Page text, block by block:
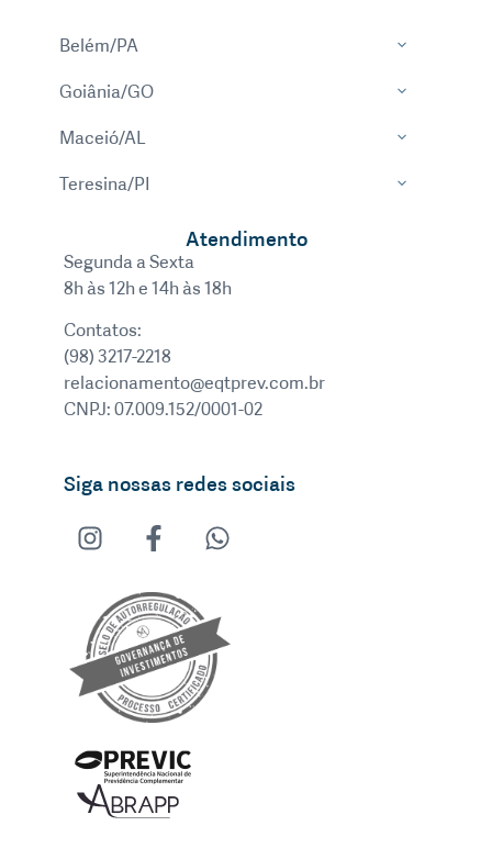
Belém/PA
Goiânia/GO
Maceió/AL
Teresina/PI
Atendimento
Segunda a Sexta
8h às 12h e 14h às 18h
Contatos:
(98) 3217-2218
relacionamento@eqtprev.com.br
CNPJ: 07.009.152/0001-02
Siga nossas redes sociais